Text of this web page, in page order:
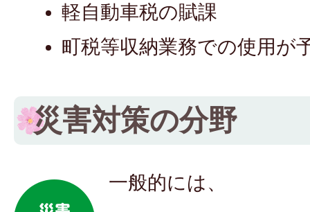
軽自動車税の賦課
町税等収納業務での使用が
災害対策の分野
一般的には、